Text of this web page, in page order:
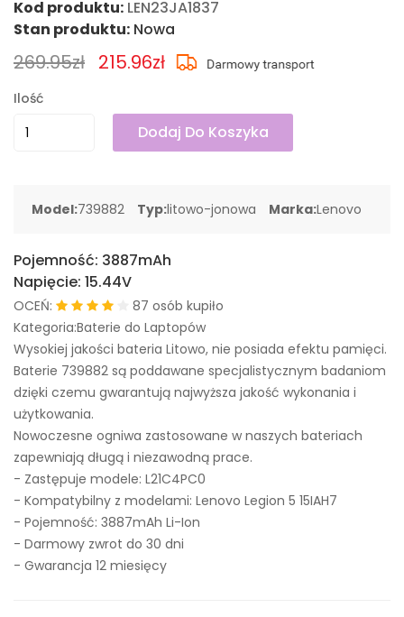
Kod produktu: LEN23JA1837
Stan produktu: Nowa
269.95zł 215.96zł
Ilość
Dodaj Do Koszyka
Model:739882 Typ:litowo-jonowa Marka:Lenovo
Pojemność: 3887mAh
Napięcie: 15.44V
OCEŃ:
87 osób kupiło
Kategoria:Baterie do Laptopów
Wysokiej jakości bateria Litowo, nie posiada efektu pamięci.
Baterie 739882 są poddawane specjalistycznym badaniom
dzięki czemu gwarantują najwyższa jakość wykonania i
użytkowania.
Nowoczesne ogniwa zastosowane w naszych bateriach
zapewniają długą i niezawodną prace.
- Zastępuje modele: L21C4PC0
- Kompatybilny z modelami: Lenovo Legion 5 15IAH7
- Pojemność: 3887mAh Li-Ion
- Darmowy zwrot do 30 dni
- Gwarancja 12 miesięcy